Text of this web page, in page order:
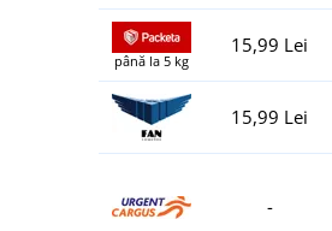
până la 5 kg
15,99 Lei
15,99 Lei
-